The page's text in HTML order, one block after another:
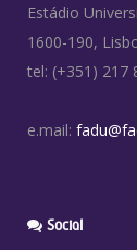
Estádio
1600-190,
tel: (+351) 217
e.mail:
Social